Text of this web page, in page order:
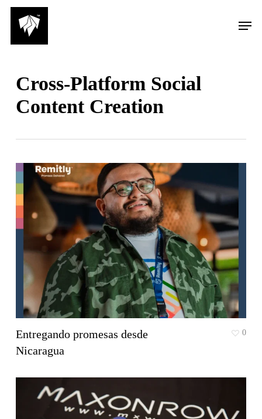
Skip
Menu
Cross-Platform Social
Content Creation
Entregando promesas desde
Nicaragua
0